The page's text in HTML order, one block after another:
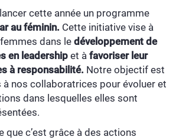
cette année un programme
au féminin. Cette initiative vise à
dans le développement de
en leadershipet à favoriser leur
à responsabilité. Notre objectif est
à nos collaboratrices pour évoluer et
dans lesquelles elles sont
que c’est grâce à des actions